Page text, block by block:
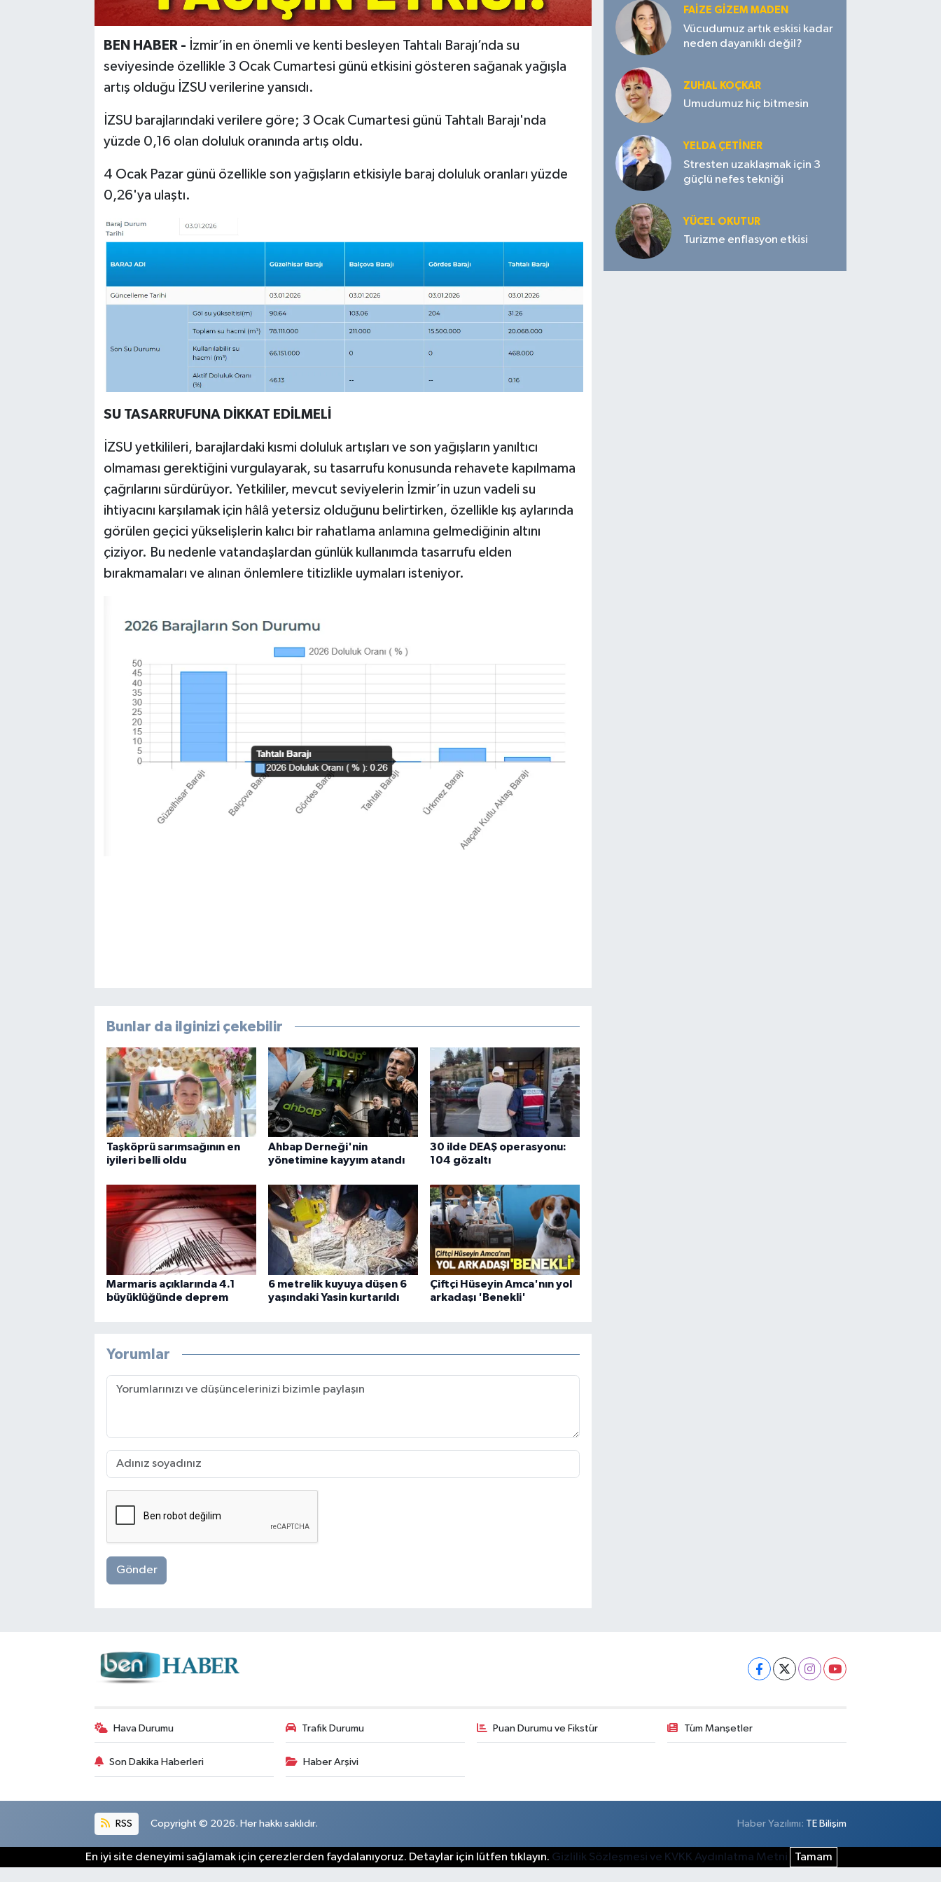
BEN HABER - İzmir’in en önemli ve kenti besleyen Tahtalı Barajı’nda su
seviyesinde özellikle 3 Ocak Cumartesi günü etkisini gösteren sağanak yağışla
artış olduğu İZSU verilerine yansıdı.
İZSU barajlarındaki verilere göre; 3 Ocak Cumartesi günü Tahtalı Barajı'nda
yüzde 0,16 olan doluluk oranında artış oldu.
4 Ocak Pazar günü özellikle son yağışların etkisiyle baraj doluluk oranları yüzde
0,26'ya ulaştı.
SU TASARRUFUNA DİKKAT EDİLMELİ
İZSU yetkilileri, barajlardaki kısmi doluluk artışları ve son yağışların yanıltıcı
olmaması gerektiğini vurgulayarak, su tasarrufu konusunda rehavete kapılmama
çağrılarını sürdürüyor. Yetkililer, mevcut seviyelerin İzmir’in uzun vadeli su
ihtiyacını karşılamak için hâlâ yetersiz olduğunu belirtirken, özellikle kış aylarında
görülen geçici yükselişlerin kalıcı bir rahatlama anlamına gelmediğinin altını
çiziyor. Bu nedenle vatandaşlardan günlük kullanımda tasarrufu elden
bırakmamaları ve alınan önlemlere titizlikle uymaları isteniyor.
Bunlar da ilginizi çekebilir
Taşköprü sarımsağının en
iyileri belli oldu
Ahbap Derneği'nin
yönetimine kayyım atandı
30 ilde DEAŞ operasyonu:
104 gözaltı
Marmaris açıklarında 4.1
büyüklüğünde deprem
6 metrelik kuyuya düşen 6
yaşındaki Yasin kurtarıldı
Çiftçi Hüseyin Amca'nın yol
arkadaşı 'Benekli'
Yorumlar
Gönder
FAIZE GIZEM MADEN
Vücudumuz artık eskisi kadar
neden dayanıklı değil?
ZUHAL KOÇKAR
Umudumuz hiç bitmesin
YELDA ÇETİNER
Stresten uzaklaşmak için 3
güçlü nefes tekniği
YÜCEL OKUTUR
Turizme enflasyon etkisi
Hava Durumu Trafik Durumu Puan Durumu ve Fikstür Tüm Manşetler
Son Dakika Haberleri Haber Arşivi
RSS Copyright © 2026. Her hakkı saklıdır. Haber Yazılımı: TE Bilişim
En iyi site deneyimi sağlamak için çerezlerden faydalanıyoruz. Detaylar için lütfen tıklayın. Gizlilik Sözleşmesi ve KVKK Aydınlatma Metni Tamam